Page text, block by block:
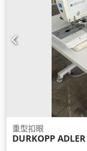
重型扣眼
DURKOPP ADLER